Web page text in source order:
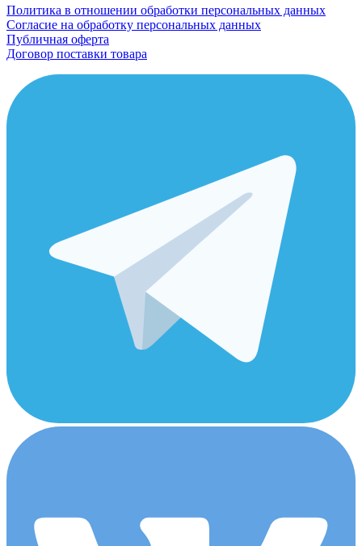
Политика в отношении обработки персональных данных
Согласие на обработку персональных данных
Публичная оферта
Договор поставки товара